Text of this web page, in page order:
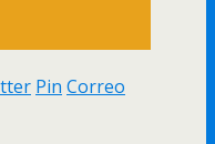
Pin Correo